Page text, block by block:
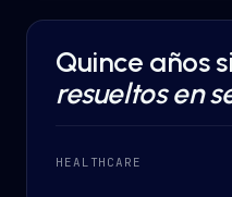
DESARROLLO A MEDIDA
Quince años
resueltos en
HEALTHCARE